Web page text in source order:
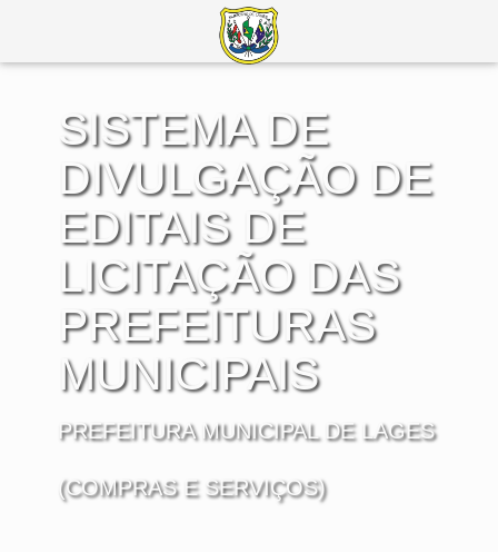
SISTEMA DE
DIVULGAÇÃO DE
EDITAIS DE
LICITAÇÃO DAS
PREFEITURAS
MUNICIPAIS
PREFEITURA MUNICIPAL DE LAGES
(COMPRAS E SERVIÇOS)